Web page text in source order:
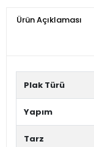
Ürün Açıklaması
Plak Türü
Yapım
Tarz